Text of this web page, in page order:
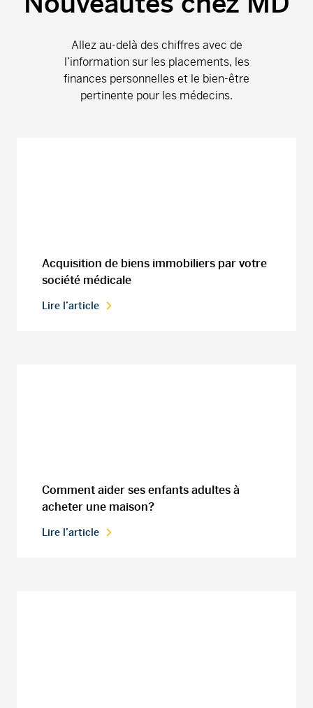
Allez au-delà des chiffres avec de
l’information sur les placements, les
finances personnelles et le bien-être
pertinente pour les médecins.
Acquisition de biens immobiliers par votre
société médicale
Lire l’article
Comment aider ses enfants adultes à
acheter une maison?
Lire l’article